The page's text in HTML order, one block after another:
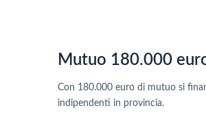
Mutuo 180.000
Con 180.000 euro di mutuo si
indipendenti in provincia.